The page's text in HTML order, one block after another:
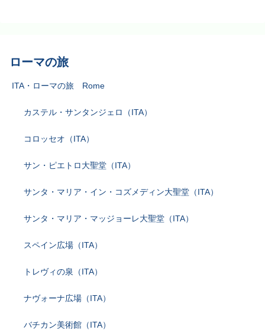
ローマの旅
ITA・ローマの旅 Rome
カステル・サンタンジェロ（ITA）
コロッセオ（ITA）
サン・ピエトロ大聖堂（ITA）
サンタ・マリア・イン・コズメディン大聖堂（ITA）
サンタ・マリア・マッジョーレ大聖堂（ITA）
スペイン広場（ITA）
トレヴィの泉（ITA）
ナヴォーナ広場（ITA）
バチカン美術館（ITA）